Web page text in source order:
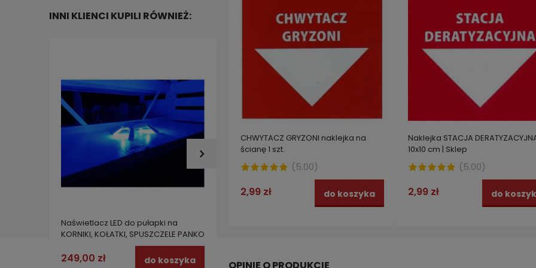
INNI KLIENCI KUPILI RÓWNIEŻ:
Naświetlacz LED do pułapki na
KORNIKI, KOŁATKI, SPUSZCZELE PANKO
249,00 zł do koszyka do koszyka
CHWYTACZ GRYZONI naklejka na
ścianę 1 szt.
(5.00)
2,99 zł do koszyka
Naklejka STACJA
10x10 cm | Sklep
(5.00)
2,99 zł do